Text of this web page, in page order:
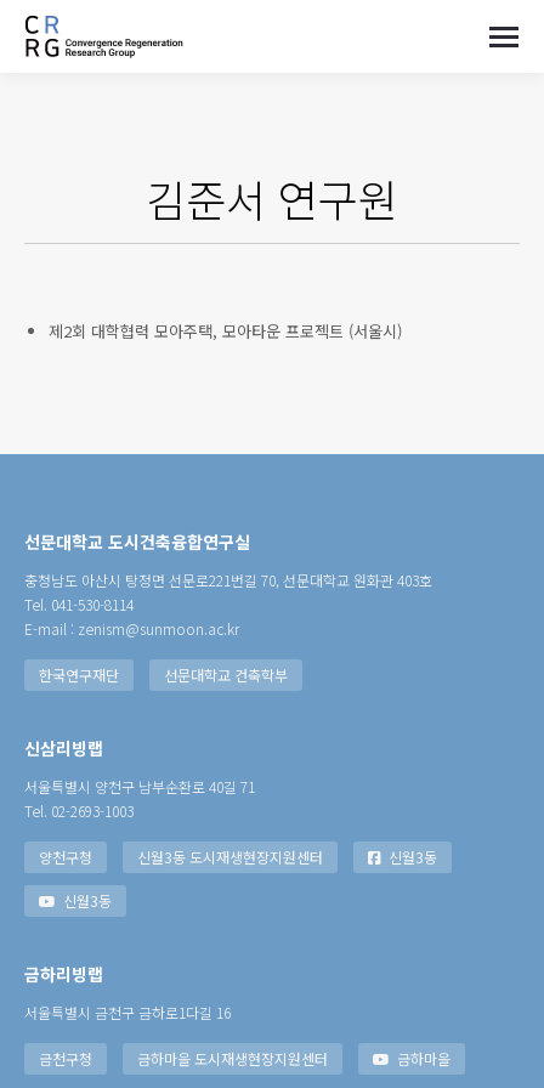
김준서 연구원
제2회 대학협력 모아주택, 모아타운 프로젝트 (서울시)
선문대학교 도시건축융합연구실
충청남도 아산시 탕정면 선문로221번길 70, 선문대학교 원화관 403호
Tel. 041-530-8114
E-mail : zenism@sunmoon.ac.kr
한국연구재단 선문대학교 건축학부
신삼리빙랩
서울특별시 양천구 남부순환로 40길 71
Tel. 02-2693-1003
양천구청 신월3동 도시재생현장지원센터 신월3동
신월3동
금하리빙랩
서울특별시 금천구 금하로1다길 16
금천구청 금하마을 도시재생현장지원센터 금하마을